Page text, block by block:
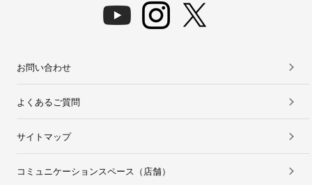
お問い合わせ
よくあるご質問
サイトマップ
コミュニケーションスペース（店舗）